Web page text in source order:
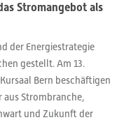
Stromangebot als
der Energiestrategie
gestellt. Am 13.
Bern beschäftigen
aus Strombranche,
und Zukunft der